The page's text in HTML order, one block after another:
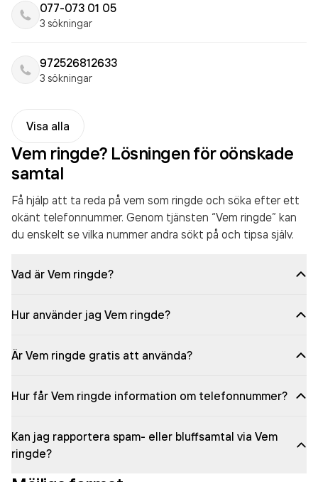
077-073 01 05
3 sökningar
972526812633
3 sökningar
Visa alla
Vem ringde? Lösningen för oönskade
samtal
Få hjälp att ta reda på vem som ringde och söka efter ett
okänt telefonnummer. Genom tjänsten “Vem ringde” kan
du enskelt se vilka nummer andra sökt på och tipsa själv.
Vad är Vem ringde?
Hur använder jag Vem ringde?
Är Vem ringde gratis att använda?
Hur får Vem ringde information om telefonnummer?
Kan jag rapportera spam- eller bluffsamtal via Vem
ringde?